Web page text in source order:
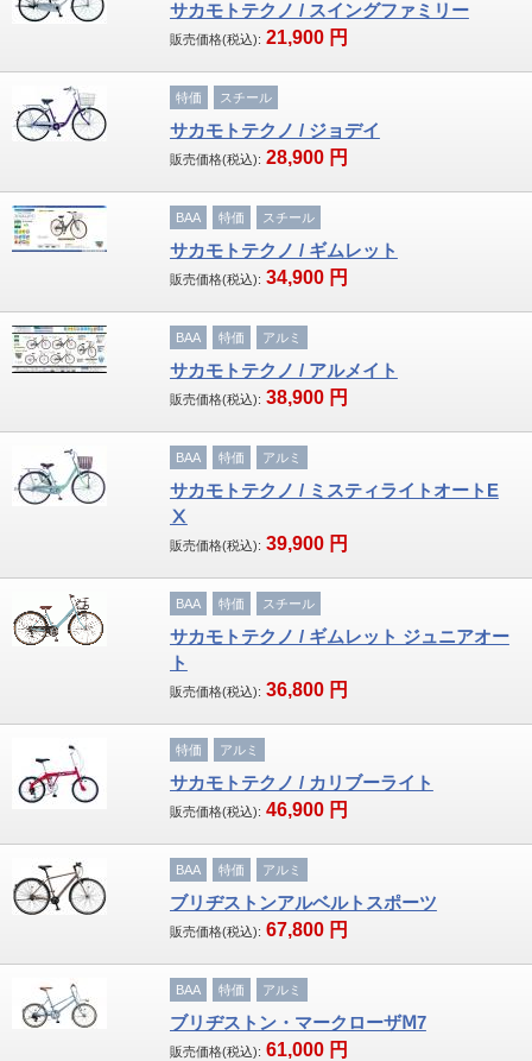
サカモトテクノ / スイングファミリー
販売価格(税込): 21,900 円
特価 スチール
サカモトテクノ / ジョデイ
販売価格(税込): 28,900 円
BAA 特価 スチール
サカモトテクノ / ギムレット
販売価格(税込): 34,900 円
BAA 特価 アルミ
サカモトテクノ / アルメイト
販売価格(税込): 38,900 円
BAA 特価 アルミ
サカモトテクノ / ミスティライトオートE
Ⅹ
販売価格(税込): 39,900 円
BAA 特価 スチール
サカモトテクノ / ギムレット ジュニアオー
ト
販売価格(税込): 36,800 円
特価 アルミ
サカモトテクノ / カリブーライト
販売価格(税込): 46,900 円
BAA 特価 アルミ
ブリヂストンアルベルトスポーツ
販売価格(税込): 67,800 円
BAA 特価 アルミ
ブリヂストン・マークローザⅯ7
販売価格(税込): 61,000 円